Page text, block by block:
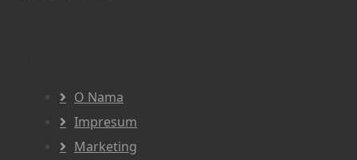
O Nama
Impresum
Marketing